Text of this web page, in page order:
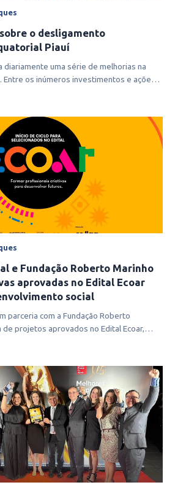
o desligamento
Piauí
diariamente uma série de melhorias na
os inúmeros investimentos e ações,
e Fundação Roberto Marinho
aprovadas no Edital Ecoar
social
parceria com a Fundação Roberto
projetos aprovados no Edital Ecoar,